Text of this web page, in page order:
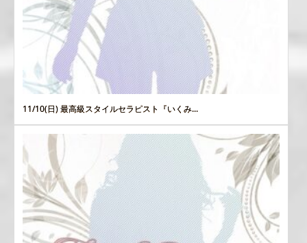
11/10(日) 最高級スタイルセラピスト『いくみ...